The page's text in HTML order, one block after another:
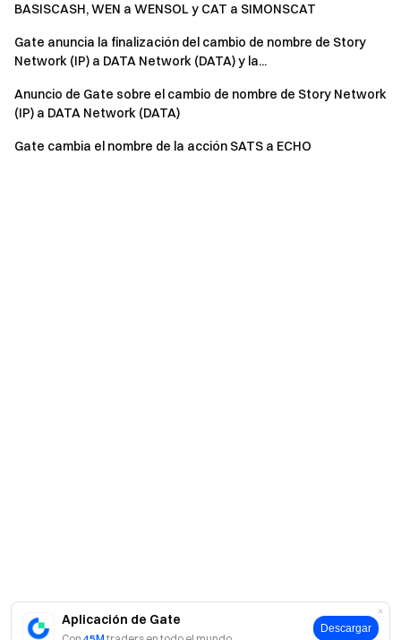
Aplicación de Gate
Descargar
BASISCASH, WEN a WENSOL y CAT a SIMONSCAT
Gate anuncia la finalización del cambio de nombre de Story
Network (IP) a DATA Network (DATA) y la...
Anuncio de Gate sobre el cambio de nombre de Story Network
(IP) a DATA Network (DATA)
Gate cambia el nombre de la acción SATS a ECHO